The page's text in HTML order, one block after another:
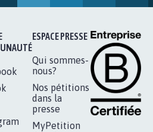
Je signe
MON FILS THÉO :